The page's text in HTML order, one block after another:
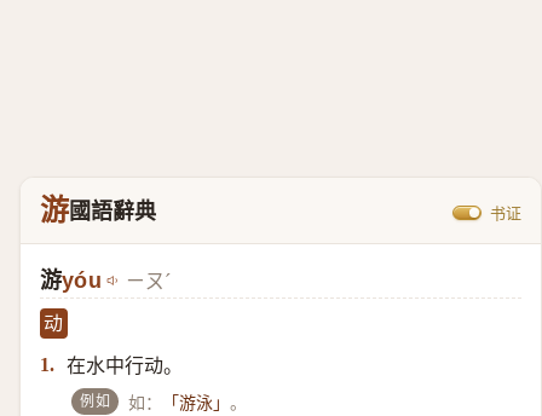
游國語辭典 书证
游yóu ㄧㄡˊ
动
1. 在水中行动。
例如 如： 「游泳」。